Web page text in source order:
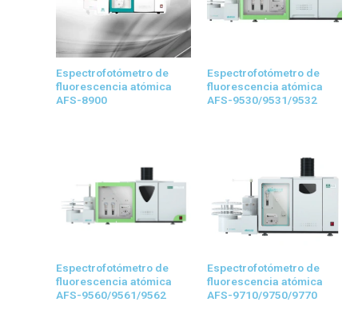
Espectrofotómetro de
fluorescencia atómica
AFS-8900
Espectrofotómetro de
fluorescencia atómica
AFS-9530/9531/9532
Espectrofotómetro de
fluorescencia atómica
AFS-9560/9561/9562
Espectrofotómetro de
fluorescencia atómica
AFS-9710/9750/9770